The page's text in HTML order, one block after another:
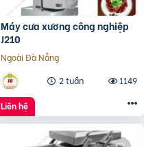
Máy cưa xương công nghiệp
J210
Ngoài Đà Nẵng
2 tuần
1149
Liên hệ